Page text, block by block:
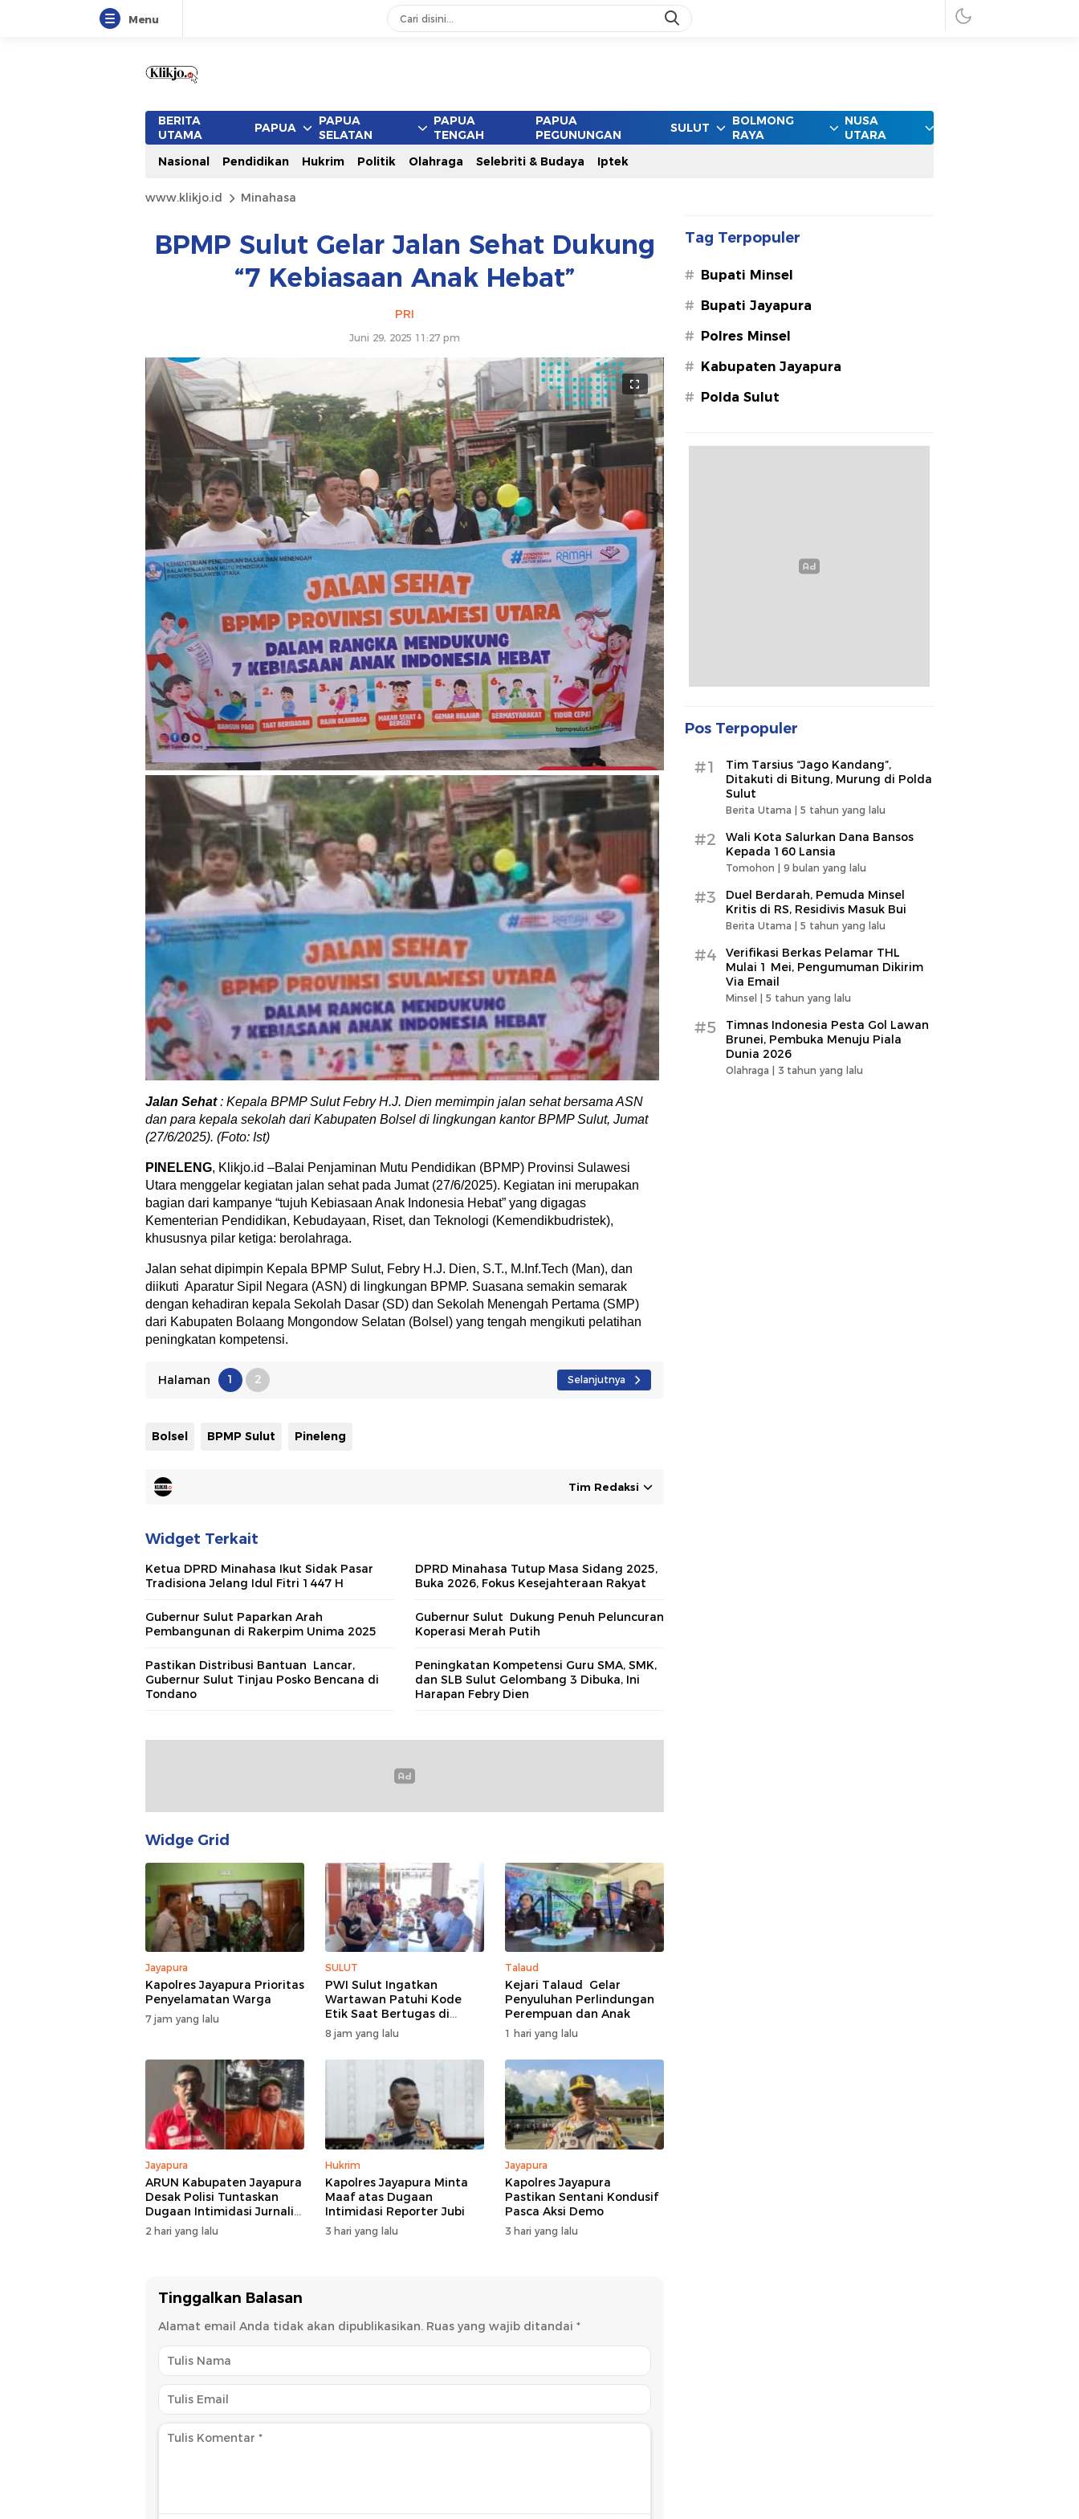
Menu
BERITA
UTAMA
PAPUA
PAPUA
SELATAN
PAPUA
TENGAH
PAPUA
PEGUNUNGAN
SULUT
BOLMONG
RAYA
NUSA
UTARA
Nasional
Pendidikan Hukrim Politik Olahraga Selebriti & Budaya Iptek
www.klikjo.id Minahasa
BPMP Sulut Gelar Jalan Sehat Dukung
“7 Kebiasaan Anak Hebat”
PRI
Juni 29, 2025 11:27 pm
Jalan Sehat: Kepala BPMP Sulut Febry H.J. Dien memimpin jalan sehat bersama ASN
dan para kepala sekolah dari Kabupaten Bolsel di lingkungan kantor BPMP Sulut, Jumat
(27/6/2025). (Foto: Ist)
PINELENG, Klikjo.id –Balai Penjaminan Mutu Pendidikan (BPMP) Provinsi Sulawesi
Utara menggelar kegiatan jalan sehat pada Jumat (27/6/2025). Kegiatan ini merupakan
bagian dari kampanye “tujuh Kebiasaan Anak Indonesia Hebat” yang digagas
Kementerian Pendidikan, Kebudayaan, Riset, dan Teknologi (Kemendikbudristek),
khususnya pilar ketiga: berolahraga.
Jalan sehat dipimpin Kepala BPMP Sulut, Febry H.J. Dien, S.T., M.Inf.Tech (Man), dan
diikuti Aparatur Sipil Negara (ASN) di lingkungan BPMP. Suasana semakin semarak
dengan kehadiran kepala Sekolah Dasar (SD) dan Sekolah Menengah Pertama (SMP)
dari Kabupaten Bolaang Mongondow Selatan (Bolsel) yang tengah mengikuti pelatihan
peningkatan kompetensi.
Halaman 1 2 Selanjutnya
Bolsel BPMP Sulut Pineleng
Tim Redaksi
Widget Terkait
Ketua DPRD Minahasa Ikut Sidak Pasar
Tradisiona Jelang Idul Fitri 1447 H
DPRD Minahasa Tutup Masa Sidang 2025,
Buka 2026, Fokus Kesejahteraan Rakyat
Gubernur Sulut Paparkan Arah
Pembangunan di Rakerpim Unima 2025
Gubernur Sulut Dukung Penuh Peluncuran
Koperasi Merah Putih
Pastikan Distribusi Bantuan Lancar,
Gubernur Sulut Tinjau Posko Bencana di
Tondano
Peningkatan Kompetensi Guru SMA, SMK,
dan SLB Sulut Gelombang 3 Dibuka, Ini
Harapan Febry Dien
Widge Grid
Jayapura
Kapolres Jayapura Prioritas
Penyelamatan Warga
7 jam yang lalu
SULUT
PWI Sulut Ingatkan
Wartawan Patuhi Kode
Etik Saat Bertugas di
Lapangan
8 jam yang lalu
Talaud
Kejari Talaud Gelar
Penyuluhan Perlindungan
Perempuan dan Anak
1 hari yang lalu
Jayapura
ARUN Kabupaten Jayapura
Desak Polisi Tuntaskan
Dugaan Intimidasi Jurnalis
Jubi
2 hari yang lalu
Hukrim
Kapolres Jayapura Minta
Maaf atas Dugaan
Intimidasi Reporter Jubi
3 hari yang lalu
Jayapura
Kapolres Jayapura
Pastikan Sentani Kondusif
Pasca Aksi Demo
3 hari yang lalu
Tinggalkan Balasan
Alamat email Anda tidak akan dipublikasikan. Ruas yang wajib ditandai *
Tag Terpopuler
# Bupati Minsel
# Bupati Jayapura
# Polres Minsel
# Kabupaten Jayapura
# Polda Sulut
Pos Terpopuler
#1
Tim Tarsius “Jago Kandang”,
Ditakuti di Bitung, Murung di Polda
Sulut
Berita Utama | 5 tahun yang lalu
#2
Wali Kota Salurkan Dana Bansos
Kepada 160 Lansia
Tomohon | 9 bulan yang lalu
#3
Duel Berdarah, Pemuda Minsel
Kritis di RS, Residivis Masuk Bui
Berita Utama | 5 tahun yang lalu
#4
Verifikasi Berkas Pelamar THL
Mulai 1 Mei, Pengumuman Dikirim
Via Email
Minsel | 5 tahun yang lalu
#5
Timnas Indonesia Pesta Gol Lawan
Brunei, Pembuka Menuju Piala
Dunia 2026
Olahraga | 3 tahun yang lalu